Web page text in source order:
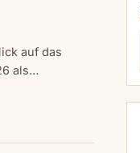
auf das
als…